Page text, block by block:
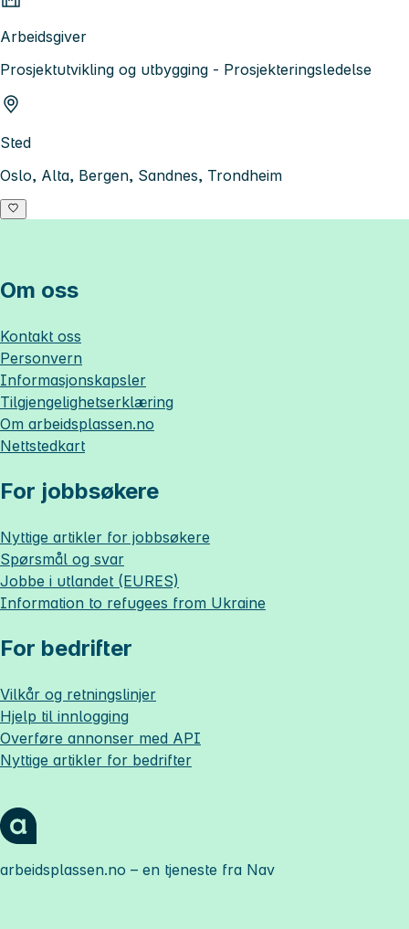
Arbeidsgiver
Prosjektutvikling og utbygging - Prosjekteringsledelse
Sted
Oslo, Alta, Bergen, Sandnes, Trondheim
Om oss
Kontakt oss
Personvern
Informasjonskapsler
Tilgjengelighetserklæring
Om arbeidsplassen.no
Nettstedkart
For jobbsøkere
Nyttige artikler for jobbsøkere
Spørsmål og svar
Jobbe i utlandet (EURES)
Information to refugees from Ukraine
For bedrifter
Vilkår og retningslinjer
Hjelp til innlogging
Overføre annonser med API
Nyttige artikler for bedrifter
arbeidsplassen.no – en tjeneste fra Nav